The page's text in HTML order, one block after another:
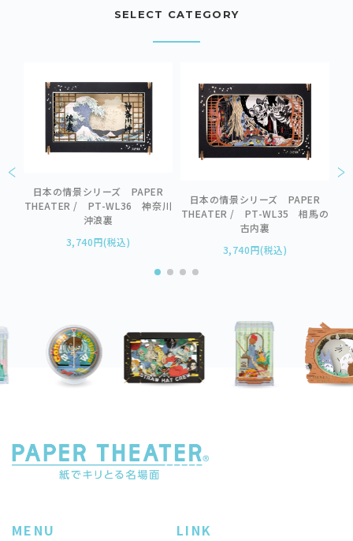
SELECT CATEGORY
日本の情景シリーズ PAPER
THEATER / PT-WL36 神奈川
沖浪裏
3,740円(税込)
日本の情景シリーズ PAPER
THEATER / PT-WL35 相馬の
古内裏
3,740円(税込)
MENU LINK